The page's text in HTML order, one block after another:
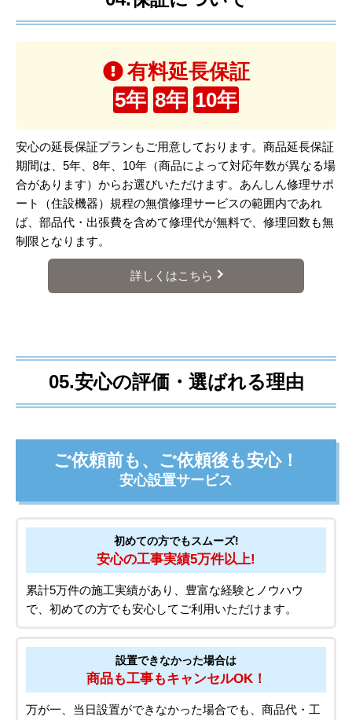
有料延長保証
5年 8年 10年
安心の延長保証プランもご用意しております。商品延長保証
期間は、5年、8年、10年（商品によって対応年数が異なる場
合があります）からお選びいただけます。あんしん修理サポ
ート（住設機器）規程の無償修理サービスの範囲内であれ
ば、部品代・出張費を含めて修理代が無料で、修理回数も無
制限となります。
詳しくはこちら
05.安心の評価・選ばれる理由
ご依頼前も、ご依頼後も安心！
安心設置サービス
初めての方でもスムーズ!
安心の工事実績5万件以上!
累計5万件の施工実績があり、豊富な経験とノウハウ
で、初めての方でも安心してご利用いただけます。
設置できなかった場合は
商品も工事もキャンセルOK！
万が一、当日設置ができなかった場合でも、商品代・工